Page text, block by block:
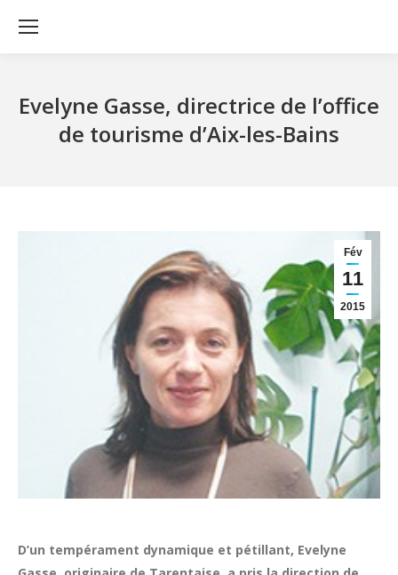
Evelyne Gasse, directrice de l’office
de tourisme d’Aix-les-Bains
Fév
11
2015
D’un tempérament dynamique et pétillant, Evelyne